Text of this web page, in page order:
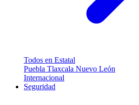
Todos en Estatal
Puebla Tlaxcala Nuevo León
Internacional
Seguridad